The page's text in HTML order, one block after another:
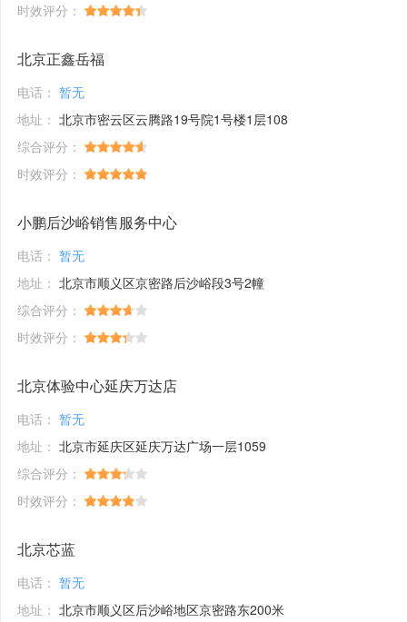
时效评分：
北京正鑫岳福
电话： 暂无
地址： 北京市密云区云腾路19号院1号楼1层108
综合评分：
时效评分：
小鹏后沙峪销售服务中心
电话： 暂无
地址： 北京市顺义区京密路后沙峪段3号2幢
综合评分：
时效评分：
北京体验中心延庆万达店
电话： 暂无
地址： 北京市延庆区延庆万达广场一层1059
综合评分：
时效评分：
北京芯蓝
电话： 暂无
地址： 北京市顺义区后沙峪地区京密路东200米